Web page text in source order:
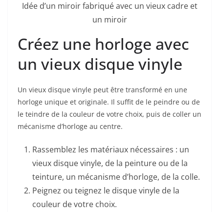
Idée d’un miroir fabriqué avec un vieux cadre et
un miroir
Créez une horloge avec
un vieux disque vinyle
Un vieux disque vinyle peut être transformé en une
horloge unique et originale. Il suffit de le peindre ou de
le teindre de la couleur de votre choix, puis de coller un
mécanisme d’horloge au centre.
Rassemblez les matériaux nécessaires : un
vieux disque vinyle, de la peinture ou de la
teinture, un mécanisme d’horloge, de la colle.
Peignez ou teignez le disque vinyle de la
couleur de votre choix.